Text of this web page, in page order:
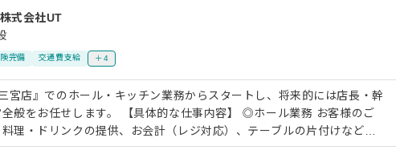
株式会社UT
完備 交通費支給 ＋4
宮店』でのホール・キッチン業務からスタートし、将来的には店長・幹
体的な仕事内容】 ◎ホール業務 お客様のご
理・ドリンクの提供、お会計（レジ対応）、テーブルの片付けなど。